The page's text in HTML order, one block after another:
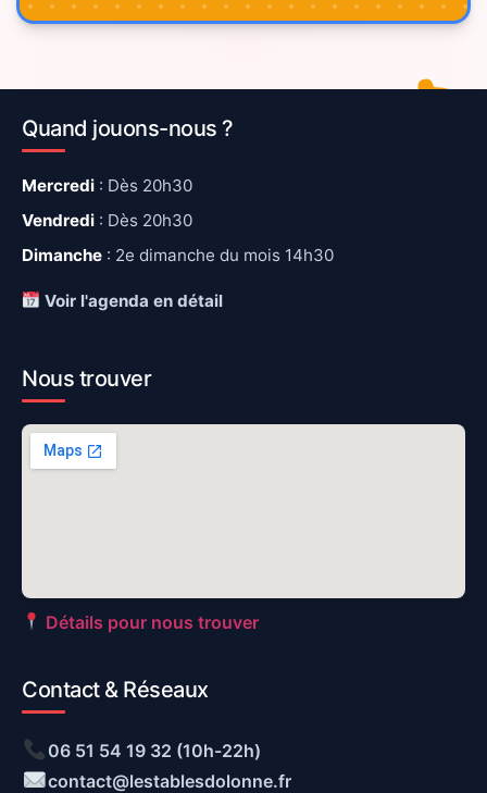
Quand jouons-nous ?
Mercredi : Dès 20h30
Vendredi : Dès 20h30
Dimanche : 2e dimanche du mois 14h30
Voir l'agenda en détail
Nous trouver
Détails pour nous trouver
Contact & Réseaux
06 51 54 19 32 (10h-22h)
contact@lestablesdolonne.fr